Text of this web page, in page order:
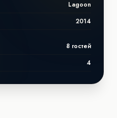
Lagoon
2014
8 гостей
4